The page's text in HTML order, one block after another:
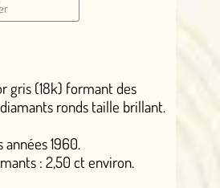
gris (18k) formant des
ronds taille brillant.
années 1960.
: 2,50 ct environ.